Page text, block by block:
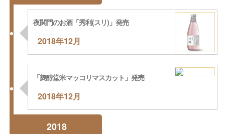
2018年12月
夜関門のお酒「秀利(スリ)」発売
2018年12月
「麹醇堂米マッコリマスカット」発売
2018